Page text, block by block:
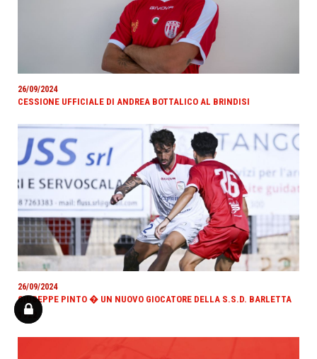
26/09/2024
CESSIONE UFFICIALE DI ANDREA BOTTALICO AL BRINDISI
26/09/2024
GIUSEPPE PINTO � UN NUOVO GIOCATORE DELLA S.S.D. BARLETTA
1922